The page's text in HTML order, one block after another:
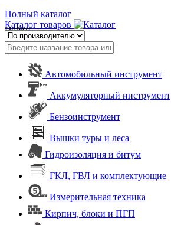
Полный каталог
Каталог товаров
Найти
Автомобильный инструмент
Аккумуляторный инструмент
Бензоинструмент
Вышки туры и леса
Гидроизоляция и битум
ГКЛ, ГВЛ и комплектующие
Измерительная техника
Кирпич, блоки и ПГП